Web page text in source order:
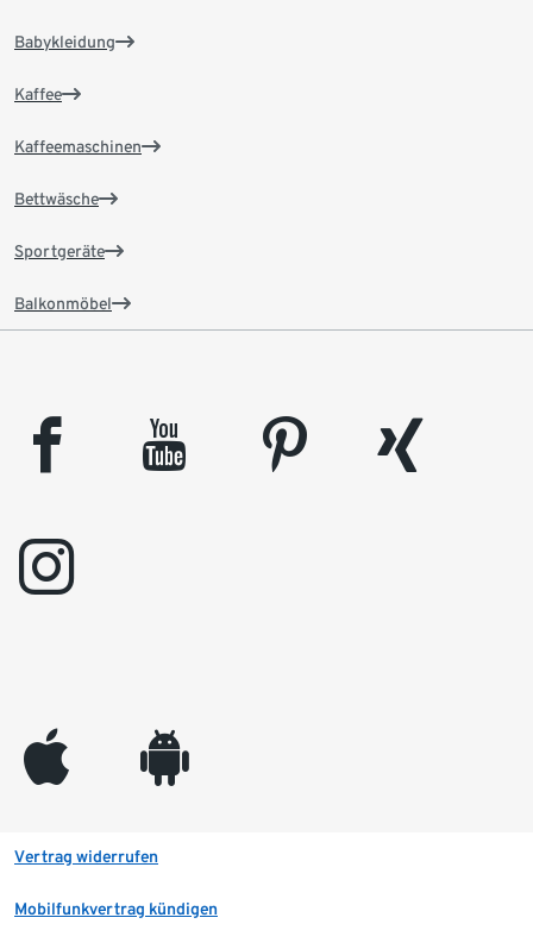
Babykleidung
Kaffee
Kaffeemaschinen
Bettwäsche
Sportgeräte
Balkonmöbel
facebook youtube pinterest
xing
instagram
appleinc android
Vertrag widerrufen
Mobilfunkvertrag kündigen